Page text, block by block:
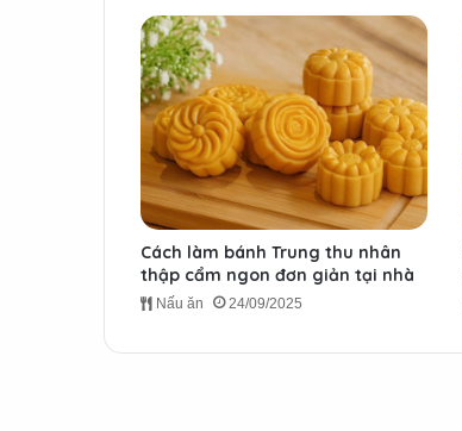
Cách làm bánh Trung thu nhân
thập cẩm ngon đơn giản tại nhà
Nấu ăn 24/09/2025